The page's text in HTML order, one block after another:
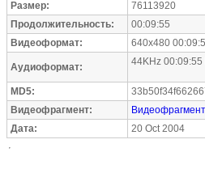
Размер:
76113920
Продолжительность:
00:09:55
Видеоформат:
640x480
Аудиоформат: 44KHz
MD5:
Видеофрагмент:
Видеофрагмент
Дата:
20 Oct 2004